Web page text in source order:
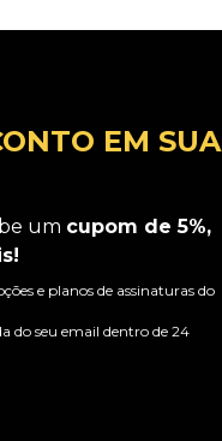
EM SUA
um cupom de 5%,
e planos de assinaturas do
do seu email dentro de 24